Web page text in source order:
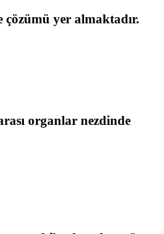
yer almaktadır.
organlar nezdinde